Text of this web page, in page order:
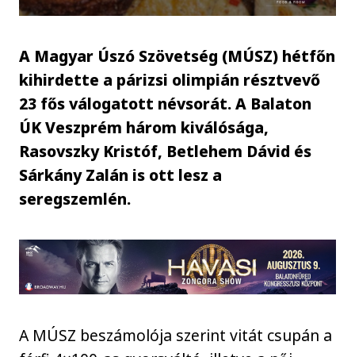
A Magyar Úszó Szövetség (MÚSZ) hétfőn
kihirdette a párizsi olimpián résztvevő
23 fős válogatott névsorát. A Balaton
ÚK Veszprém három kiválósága,
Rasovszky Kristóf, Betlehem Dávid és
Sárkány Zalán is ott lesz a
seregszemlén.
A MÚSZ beszámolója szerint vitát csupán a